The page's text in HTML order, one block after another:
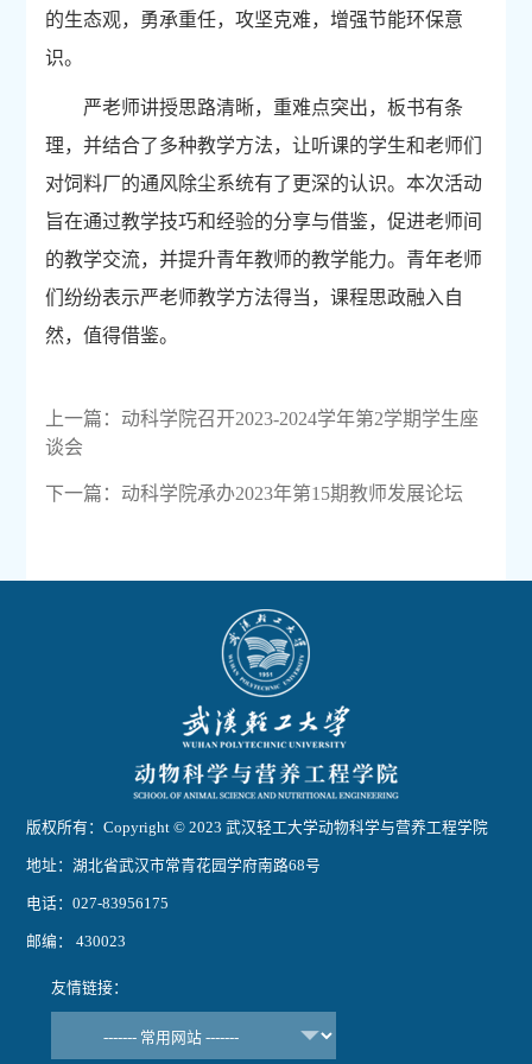
的生态观，勇承重任，攻坚克难，增强节能环保意
识。
严老师讲授思路清晰，重难点突出，板书有条
理，并结合了多种教学方法，让听课的学生和老师们
对饲料厂的通风除尘系统有了更深的认识。本次活动
旨在通过教学技巧和经验的分享与借鉴，促进老师间
的教学交流，并提升青年教师的教学能力。青年老师
们纷纷表示严老师教学方法得当，课程思政融入自
然，值得借鉴。
上一篇： 动科学院召开2023-2024学年第2学期学生座
谈会
下一篇： 动科学院承办2023年第15期教师发展论坛
版权所有：Copyright © 2023 武汉轻工大学动物科学与营养工程学院
地址：湖北省武汉市常青花园学府南路68号
电话：027-83956175
邮编： 430023
友情链接：